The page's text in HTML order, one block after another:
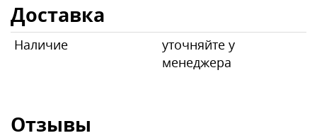
Доставка
Наличие
уточняйте у
менеджера
Отзывы